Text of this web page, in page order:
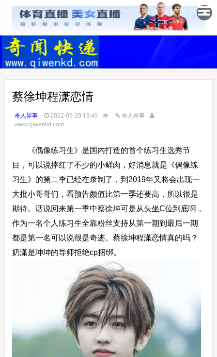
✕
蔡徐坤程潇恋情
奇人异事 2022-09-20 13:49
奇人奇事
www.qiwenkd.com
《偶像练习生》是国内打造的首个练习生选秀节
目，可以说捧红了不少的小鲜肉，好消息就是《偶像练
习生》的第二季已经在录制了，到2019年又将会出现一
大批小哥哥们，看预告颜值比第一季还要高，所以很是
期待。话说回来第一季中蔡徐坤可是从头坐C位到底啊，
作为一名个人练习生全靠粉丝支持从第一期到最后一期
都是第一名可以说很是奇迹。蔡徐坤程潇恋情真的吗？
奶潇是坤坤的导师拒绝cp捆绑。